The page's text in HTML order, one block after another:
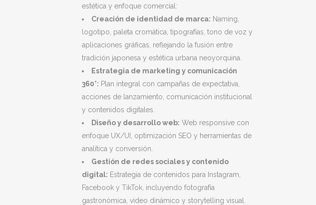
estética y enfoque comercial:
Creación de identidad de marca: Naming,
logotipo, paleta cromática, tipografías, tono de voz y
aplicaciones gráficas, reflejando la fusión entre
tradición japonesa y estética urbana neoyorquina.
Estrategia de marketing y comunicación
360°: Plan integral con campañas de expectativa,
acciones de lanzamiento, comunicación institucional
y contenidos digitales.
Diseño y desarrollo web: Web responsive con
enfoque UX/UI, optimización SEO y herramientas de
analítica y conversión.
Gestión de redes sociales y contenido
digital: Estrategia de contenidos para Instagram,
Facebook y TikTok, incluyendo fotografía
gastronómica, video dinámico y storytelling visual.